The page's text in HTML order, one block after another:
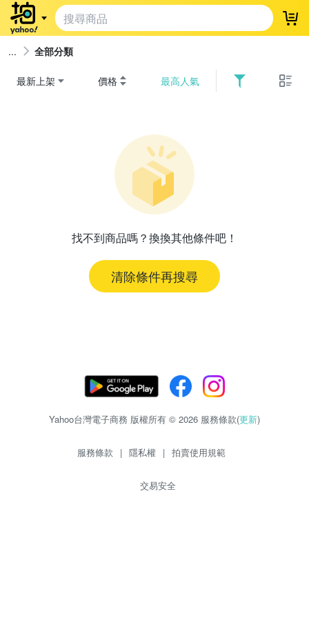
登
全部分類
最新上架 價格 最高人氣
找不到商品嗎？換換其他條件吧！
清除條件再搜尋
Yahoo台灣電子商務 版權所有 © 2026 服務條款(更新)
服務條款 | 隱私權 | 拍賣使用規範
交易安全